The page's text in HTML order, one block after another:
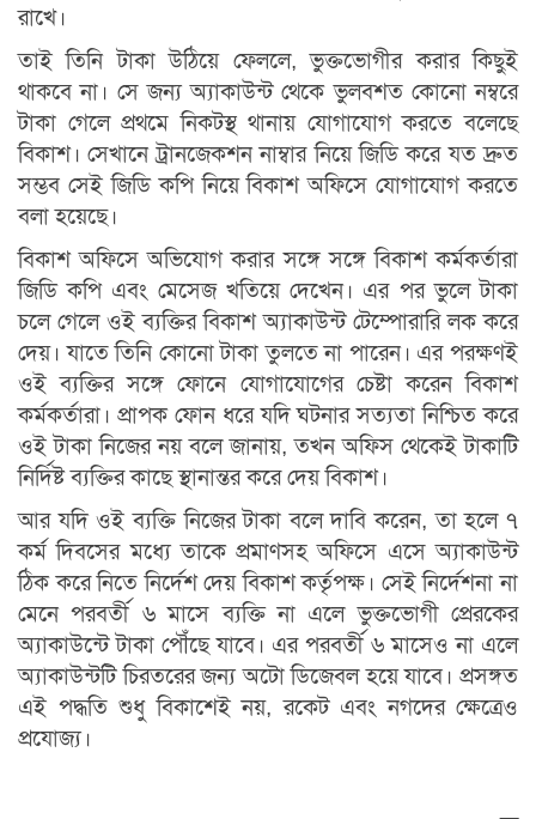
রাখে।
তাই তিনি টাকা উঠিয়ে ফেললে, ভুক্তভোগীর করার কিছুই
থাকবে না। সে জন্য অ্যাকাউন্ট থেকে ভুলবশত কোনো নম্বরে
টাকা গেলে প্রথমে নিকটস্থ থানায় যোগাযোগ করতে বলেছে
বিকাশ। সেখানে ট্রানজেকশন নাম্বার নিয়ে জিডি করে যত দ্রুত
সম্ভব সেই জিডি কপি নিয়ে বিকাশ অফিসে যোগাযোগ করতে
বলা হয়েছে।
বিকাশ অফিসে অভিযোগ করার সঙ্গে সঙ্গে বিকাশ কর্মকর্তারা
জিডি কপি এবং মেসেজ খতিয়ে দেখেন। এর পর ভুলে টাকা
চলে গেলে ওই ব্যক্তির বিকাশ অ্যাকাউন্ট টেম্পোরারি লক করে
দেয়। যাতে তিনি কোনো টাকা তুলতে না পারেন। এর পরক্ষণই
ওই ব্যক্তির সঙ্গে ফোনে যোগাযোগের চেষ্টা করেন বিকাশ
কর্মকর্তারা। প্রাপক ফোন ধরে যদি ঘটনার সত্যতা নিশ্চিত করে
ওই টাকা নিজের নয় বলে জানায়, তখন অফিস থেকেই টাকাটি
নির্দিষ্ট ব্যক্তির কাছে স্থানান্তর করে দেয় বিকাশ।
আর যদি ওই ব্যক্তি নিজের টাকা বলে দাবি করেন, তা হলে ৭
কর্ম দিবসের মধ্যে তাকে প্রমাণসহ অফিসে এসে অ্যাকাউন্ট
ঠিক করে নিতে নির্দেশ দেয় বিকাশ কর্তৃপক্ষ। সেই নির্দেশনা না
মেনে পরবর্তী ৬ মাসে ব্যক্তি না এলে ভুক্তভোগী প্রেরকের
অ্যাকাউন্টে টাকা পৌঁছে যাবে। এর পরবর্তী ৬ মাসেও না এলে
অ্যাকাউন্টটি চিরতরের জন্য অটো ডিজেবল হয়ে যাবে। প্রসঙ্গত
এই পদ্ধতি শুধু বিকাশেই নয়, রকেট এবং নগদের ক্ষেত্রেও
প্রযোজ্য।